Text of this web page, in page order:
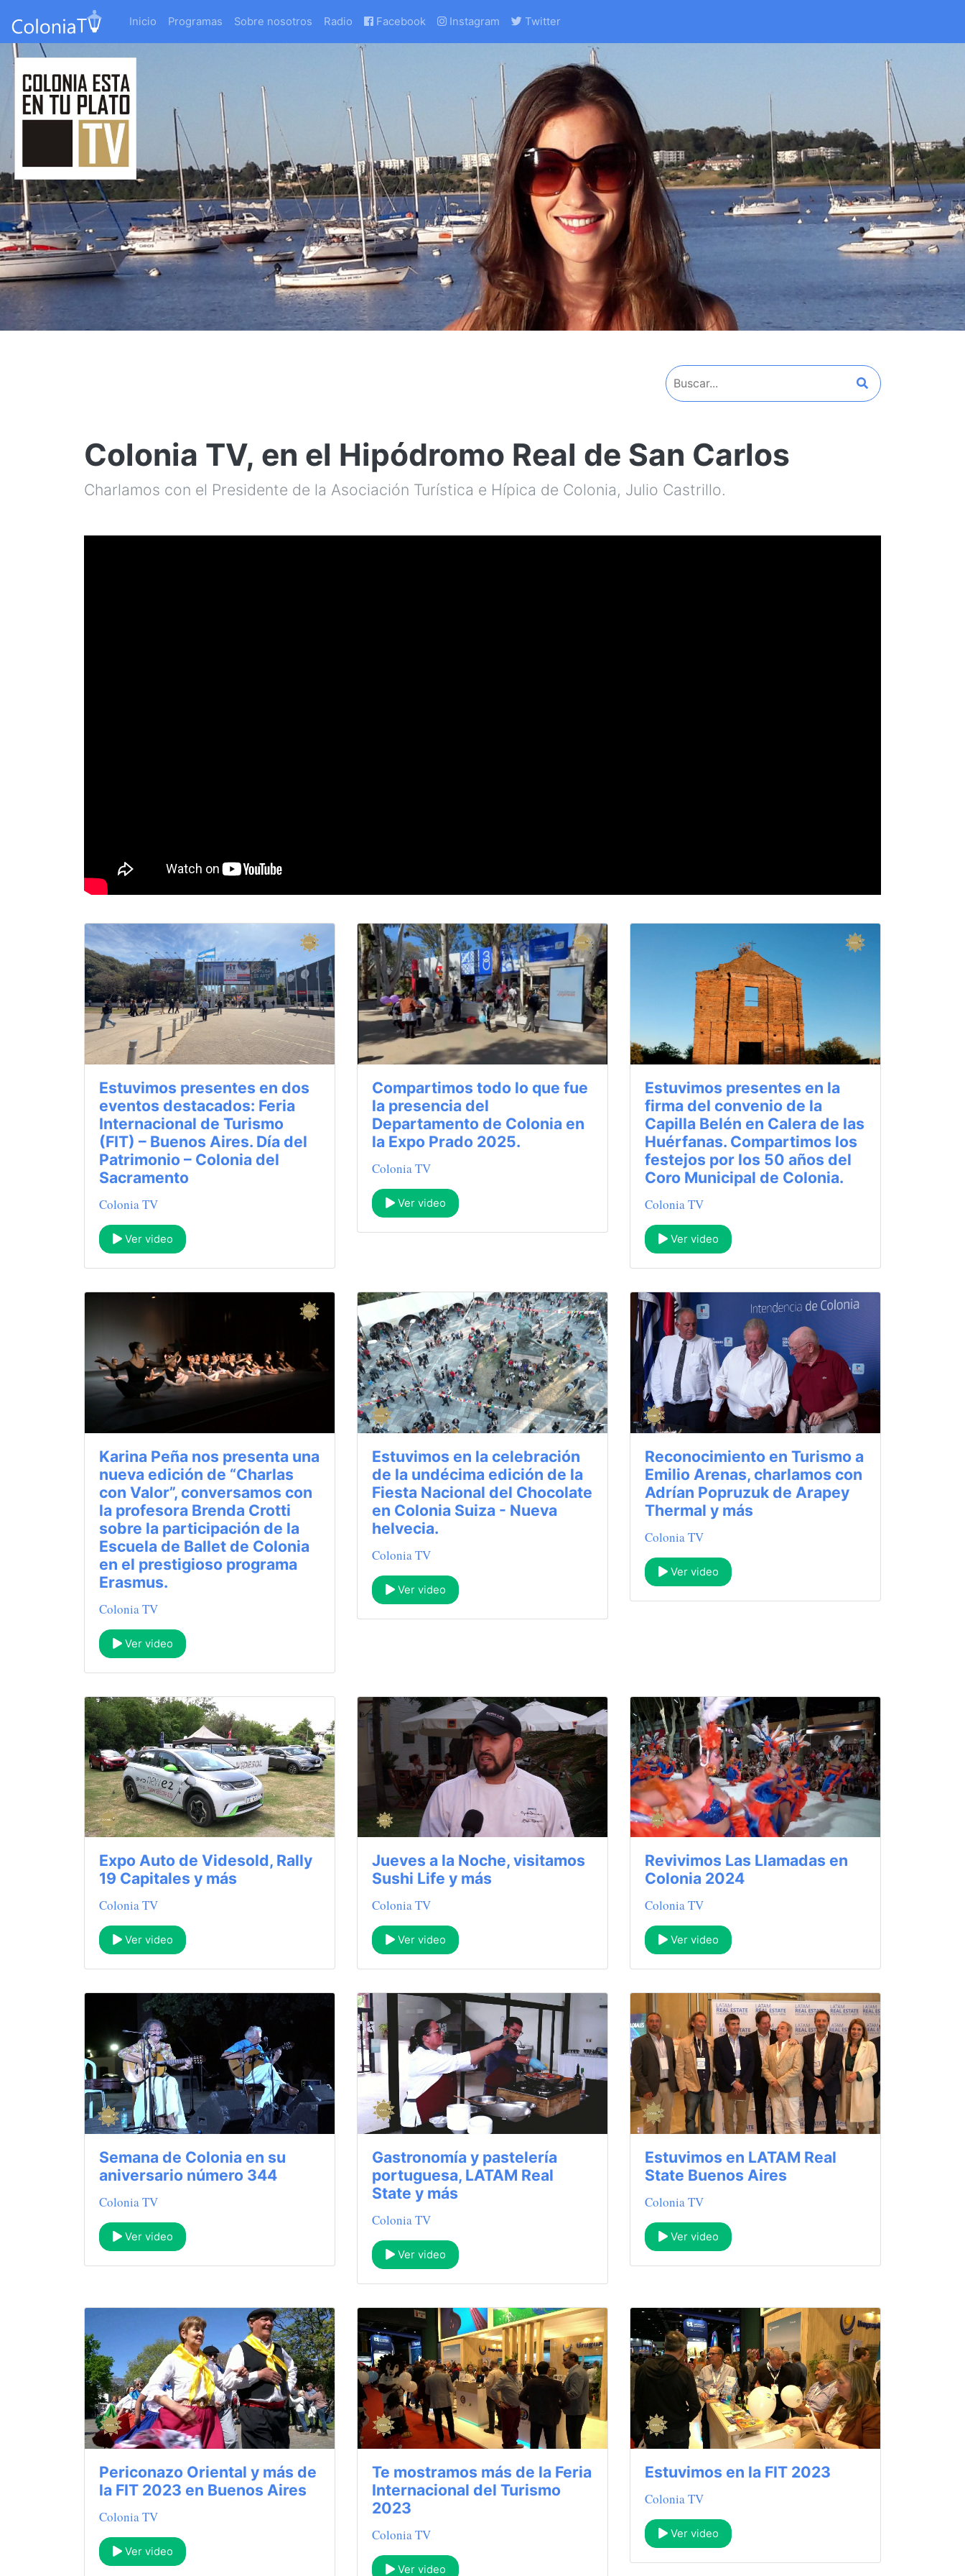
Inicio Programas Sobre nosotros Radio Facebook Instagram Twitter
Colonia TV, en el Hipódromo Real de San Carlos
Charlamos con el Presidente de la Asociación Turística e Hípica de Colonia, Julio Castrillo.
Estuvimos presentes en dos
eventos destacados: Feria
Internacional de Turismo
(FIT) – Buenos Aires. Día del
Patrimonio – Colonia del
Sacramento
Colonia TV
Ver video
Compartimos todo lo que fue
la presencia del
Departamento de Colonia en
la Expo Prado 2025.
Colonia TV
Ver video
Estuvimos presentes en la
firma del convenio de la
Capilla Belén en Calera de las
Huérfanas. Compartimos los
festejos por los 50 años del
Coro Municipal de Colonia.
Colonia TV
Ver video
Karina Peña nos presenta una
nueva edición de “Charlas
con Valor”, conversamos con
la profesora Brenda Crotti
sobre la participación de la
Escuela de Ballet de Colonia
en el prestigioso programa
Erasmus.
Colonia TV
Ver video
Estuvimos en la celebración
de la undécima edición de la
Fiesta Nacional del Chocolate
en Colonia Suiza - Nueva
helvecia.
Colonia TV
Ver video
Reconocimiento en Turismo a
Emilio Arenas, charlamos con
Adrían Popruzuk de Arapey
Thermal y más
Colonia TV
Ver video
Expo Auto de Videsold, Rally
19 Capitales y más
Colonia TV
Ver video
Jueves a la Noche, visitamos
Sushi Life y más
Colonia TV
Ver video
Revivimos Las Llamadas en
Colonia 2024
Colonia TV
Ver video
Semana de Colonia en su
aniversario número 344
Colonia TV
Ver video
Gastronomía y pastelería
portuguesa, LATAM Real
State y más
Colonia TV
Ver video
Estuvimos en LATAM Real
State Buenos Aires
Colonia TV
Ver video
Periconazo Oriental y más de
la FIT 2023 en Buenos Aires
Colonia TV
Ver video
Te mostramos más de la Feria
Internacional del Turismo
2023
Colonia TV
Ver video
Estuvimos en la FIT 2023
Colonia TV
Ver video